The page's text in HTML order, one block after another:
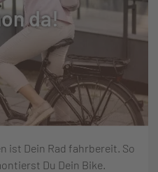
da!
ist Dein Rad fahrbereit. So
Du Dein Bike.